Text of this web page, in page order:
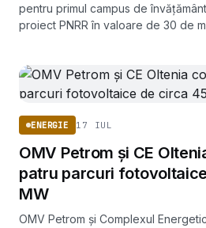
pentru primul campus de
proiect PNRR în valoare de 30 de
ENERGIE 17 IUL
OMV Petrom și CE
patru parcuri
MW
OMV Petrom și Complexul